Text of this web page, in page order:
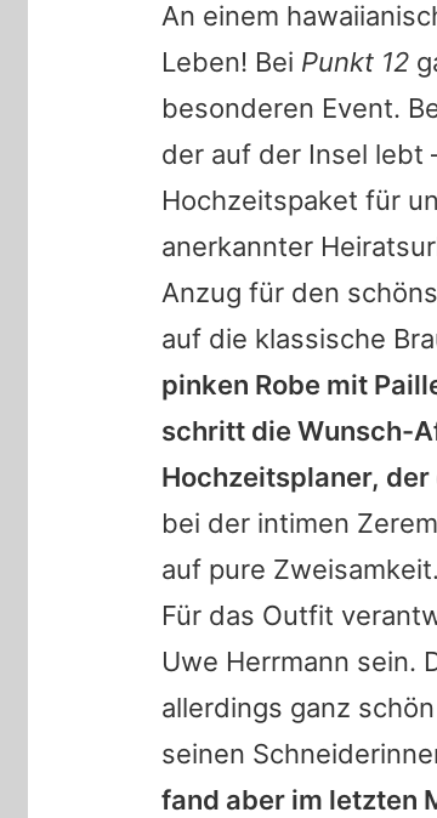
An einem
Leben! Bei Punkt 12
besonderen Event.
der auf der Insel lebt
Hochzeitspaket für
anerkannter
Anzug für den
auf die klassische
pinken Robe mit
schritt die Wunsch-
Hochzeitsplaner,
bei der intimen
auf pure Zweisamkeit.
Für das Outfit
Uwe Herrmann sein.
allerdings ganz
seinen
fand aber im letzten